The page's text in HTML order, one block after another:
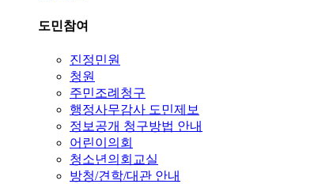
도민참여
진정민원
청원
주민조례청구
행정사무감사 도민제보
정보공개 청구방법 안내
어린이의회
청소년의회교실
방청/견학/대관 안내